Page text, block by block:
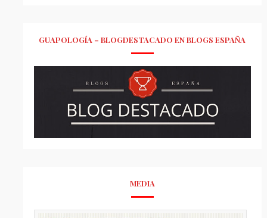
GUAPOLOGÍA – BLOGDESTACADO EN BLOGS ESPAÑA
MEDIA